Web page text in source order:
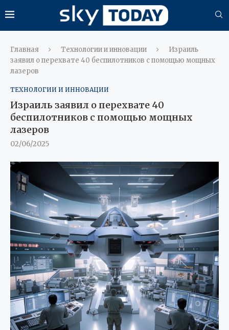
Главная Технологии и инновации
Израиль
заявил о перехвате 40 беспилотников с помощью мощных
лазеров
ТЕХНОЛОГИИ И ИННОВАЦИИ
Израиль заявил о перехвате 40
беспилотников с помощью мощных
лазеров
02/06/2025